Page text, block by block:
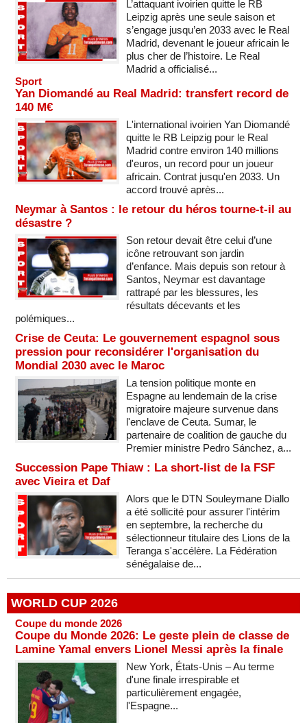
L’attaquant ivoirien quitte le RB
Leipzig après une seule saison et
s’engage jusqu’en 2033 avec le Real
Madrid, devenant le joueur africain le
plus cher de l’histoire. Le Real
Madrid a officialisé...
Sport
Yan Diomandé au Real Madrid: transfert record de
140 M€
L'international ivoirien Yan Diomandé
quitte le RB Leipzig pour le Real
Madrid contre environ 140 millions
d'euros, un record pour un joueur
africain. Contrat jusqu'en 2033. Un
accord trouvé après...
Neymar à Santos : le retour du héros tourne-t-il au
désastre ?
Son retour devait être celui d’une
icône retrouvant son jardin
d’enfance. Mais depuis son retour à
Santos, Neymar est davantage
rattrapé par les blessures, les
résultats décevants et les
polémiques...
Crise de Ceuta: Le gouvernement espagnol sous
pression pour reconsidérer l'organisation du
Mondial 2030 avec le Maroc
La tension politique monte en
Espagne au lendemain de la crise
migratoire majeure survenue dans
l'enclave de Ceuta. Sumar, le
partenaire de coalition de gauche du
Premier ministre Pedro Sánchez, a...
Succession Pape Thiaw : La short-list de la FSF
avec Vieira et Daf
Alors que le DTN Souleymane Diallo
a été sollicité pour assurer l'intérim
en septembre, la recherche du
sélectionneur titulaire des Lions de la
Teranga s'accélère. La Fédération
sénégalaise de...
WORLD CUP 2026
Coupe du monde 2026
Coupe du Monde 2026: Le geste plein de classe de
Lamine Yamal envers Lionel Messi après la finale
New York, États-Unis – Au terme
d'une finale irrespirable et
particulièrement engagée,
l'Espagne...